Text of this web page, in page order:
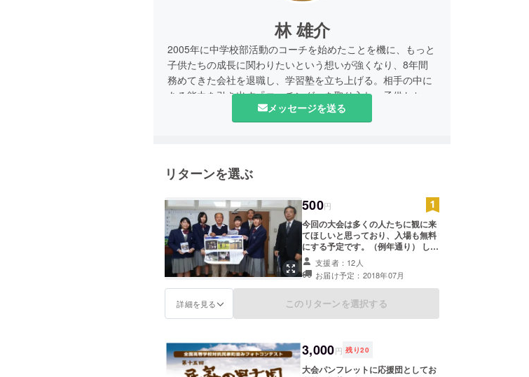
林 雄介
2005年に中学校部活動のコーチを始めたことを機に、もっと
子供たちの成長に関わりたいという想いが強くなり、8年間
務めてきた会社を退職し、学習塾を立ち上げる。相手の中に
ある能力を引き出す『コーチング』を取り入れ、子供たちの
驚くような成長を目の当たりにしてきた。現在までに1,000
名を超える個別面談実績を持ち、様々な結果を残している。
フリースクールSTART代表・学習塾講師
メッセージを送る
リターンを選ぶ
500円
今回の大会は多くの人たちに観に来
てほしいと思っており、入場も無料
にする予定です。（例年通り） しか
し、大会の運営上かなりの支出が見
込まれ、少しでも多くの方からお気
持ちだけでも頂きたいと考えていま
す。可能であれば会場まで足を運ん
でいただき、生徒たちの姿を応援し
させて頂きました。 高校生たちの成
長に皆さんのほんの少しのお気持ち
をお願い致します。
支援者：12人
お届け予定：2018年07月
詳細を見る このリターンを選択する
3,000円 残り20
大会パンフレットに応援団としてお